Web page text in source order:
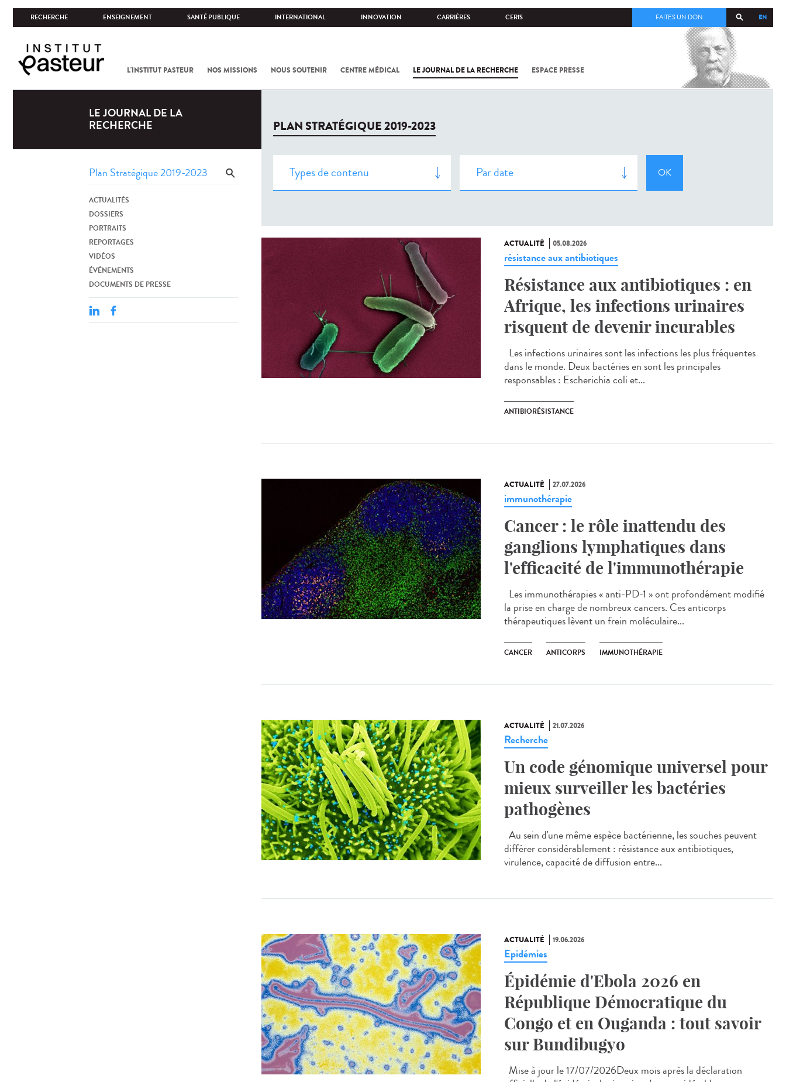
RECHERCHE ENSEIGNEMENT SANTÉ PUBLIQUE INTERNATIONAL INNOVATION CARRIÈRES CERIS EN
FAITES UN DON
L'INSTITUT PASTEUR NOS MISSIONS NOUS SOUTENIR CENTRE MÉDICAL LE JOURNAL DE LA RECHERCHE ESPACE PRESSE
COV-2 /
LE JOURNAL DE LA
RECHERCHE
ACTUALITÉS
DOSSIERS
PORTRAITS
REPORTAGES
VIDÉOS
ÉVÉNEMENTS
DOCUMENTS DE PRESSE
PLAN STRATÉGIQUE 2019-2023
ACTUALITÉ 05.08.2026
résistance aux antibiotiques
Résistance aux antibiotiques : en
Afrique, les infections urinaires
risquent de devenir incurables
Les infections urinaires sont les infections les plus fréquentes
dans le monde. Deux bactéries en sont les principales
responsables : Escherichia coli et...
ANTIBIORÉSISTANCE
ACTUALITÉ 27.07.2026
immunothérapie
Cancer : le rôle inattendu des
ganglions lymphatiques dans
l'efficacité de l'immunothérapie
Les immunothérapies « anti-PD-1 » ont profondément modifié
la prise en charge de nombreux cancers. Ces anticorps
thérapeutiques lèvent un frein moléculaire...
CANCER ANTICORPS IMMUNOTHÉRAPIE
ACTUALITÉ 21.07.2026
Recherche
Un code génomique universel pour
mieux surveiller les bactéries
pathogènes
Au sein d'une même espèce bactérienne, les souches peuvent
différer considérablement : résistance aux antibiotiques,
virulence, capacité de diffusion entre...
ACTUALITÉ 19.06.2026
Epidémies
Épidémie d'Ebola 2026 en
République Démocratique du
Congo et en Ouganda : tout savoir
sur Bundibugyo
Mise à jour le 17/07/2026Deux mois après la déclaration